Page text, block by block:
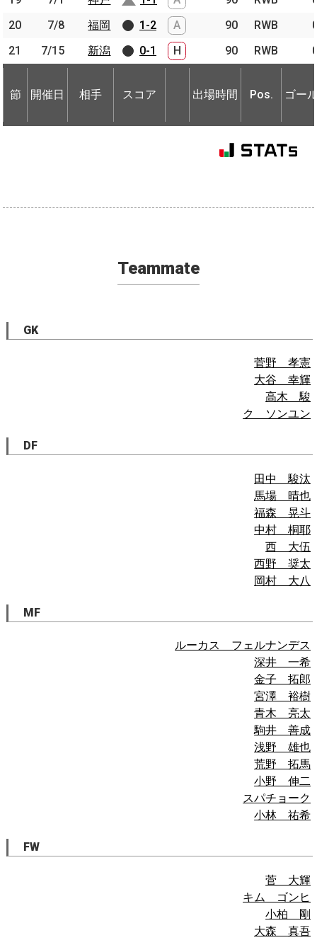
20
7/8 福岡 1-2 A 90 RWB
21
7/15 新潟 0-1 H 90 RWB
節 開催日 相手 スコア 出場時間 Pos. ゴー
20
7/8
福岡
21
7/15 新潟
節 開催日 相手
Teammate
GK
菅野 孝憲
大谷 幸輝
高木 駿
ク ソンユン
DF
田中 駿汰
馬場 晴也
福森 晃斗
中村 桐耶
西 大伍
西野 奨太
岡村 大八
MF
ルーカス フェルナンデス
深井 一希
金子 拓郎
宮澤 裕樹
青木 亮太
駒井 善成
浅野 雄也
荒野 拓馬
小野 伸二
スパチョーク
小林 祐希
FW
菅 大輝
キム ゴンヒ
小柏 剛
大森 真吾